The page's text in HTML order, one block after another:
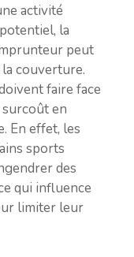
activité
la
peut
couverture.
faire face
surcoût en
En effet, les
sports
des
qui influence
limiter leur